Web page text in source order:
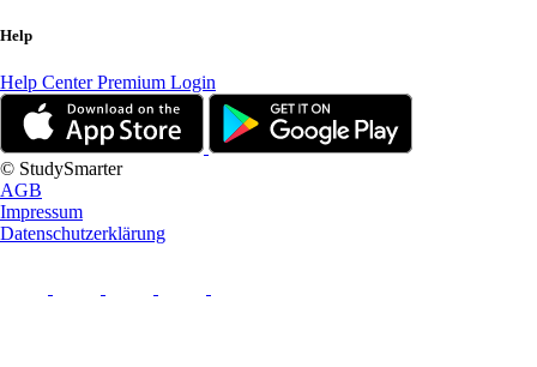
Help
Help CenterPremium Login
© StudySmarter
AGB
Impressum
Datenschutzerklärung